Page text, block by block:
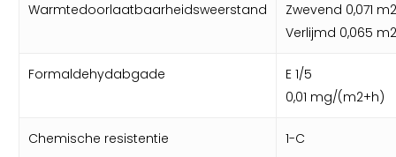
Warmtedoorlaatbaarheidsweerstand
Zwevend 0,071
Verlijmd 0,065
Formaldehydabgade
E 1/5
0,01 mg/(m2+h)
Chemische resistentie 1-C